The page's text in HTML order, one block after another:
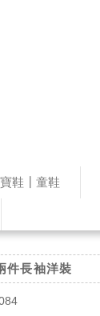
鞋┃童鞋
件長袖洋裝